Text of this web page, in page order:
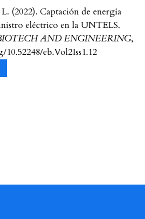
(2022). Captación de energía
eléctrico en la UNTELS.
AND ENGINEERING,
eb.Vol2Iss1.12